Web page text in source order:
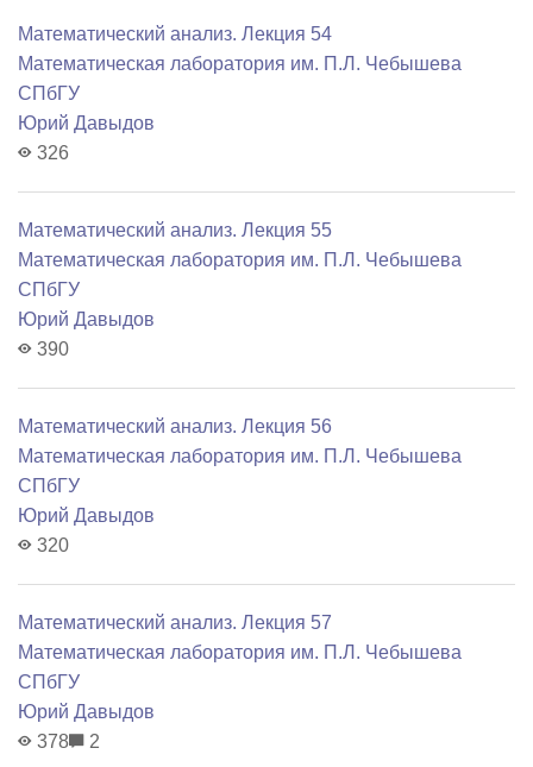
Математический анализ. Лекция 54
Математичеcкая лаборатория им. П.Л. Чебышева
СПбГУ
Юрий Давыдов
326
Математический анализ. Лекция 55
Математичеcкая лаборатория им. П.Л. Чебышева
СПбГУ
Юрий Давыдов
390
Математический анализ. Лекция 56
Математичеcкая лаборатория им. П.Л. Чебышева
СПбГУ
Юрий Давыдов
320
Математический анализ. Лекция 57
Математичеcкая лаборатория им. П.Л. Чебышева
СПбГУ
Юрий Давыдов
378
2